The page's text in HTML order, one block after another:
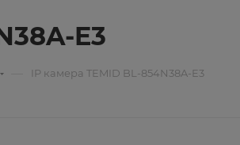
E3
IP камера TEMID BL-854N38A-E3